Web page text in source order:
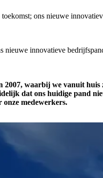
ons nieuwe
nieuwe innovatieve
2007, waarbij we vanuit huis
dat ons huidige pand
medewerkers.